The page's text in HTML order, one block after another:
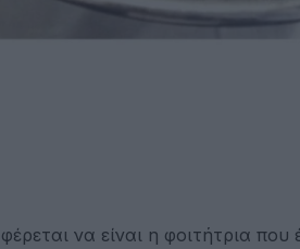
να είναι η φοιτήτρια